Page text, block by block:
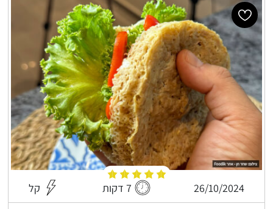
26/10/2024 7 דקות קל